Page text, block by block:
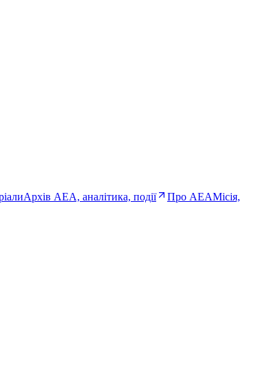
Архів AEA, аналітика, події Про AEAМісія,